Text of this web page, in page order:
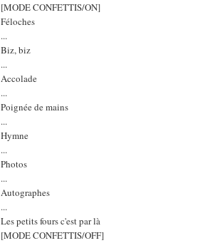
[MODE CONFETTIS/ON]
Féloches
...
Biz, biz
...
Accolade
...
Poignée de mains
...
Hymne
...
Photos
...
Autographes
...
Les petits fours c'est par là
[MODE CONFETTIS/OFF]